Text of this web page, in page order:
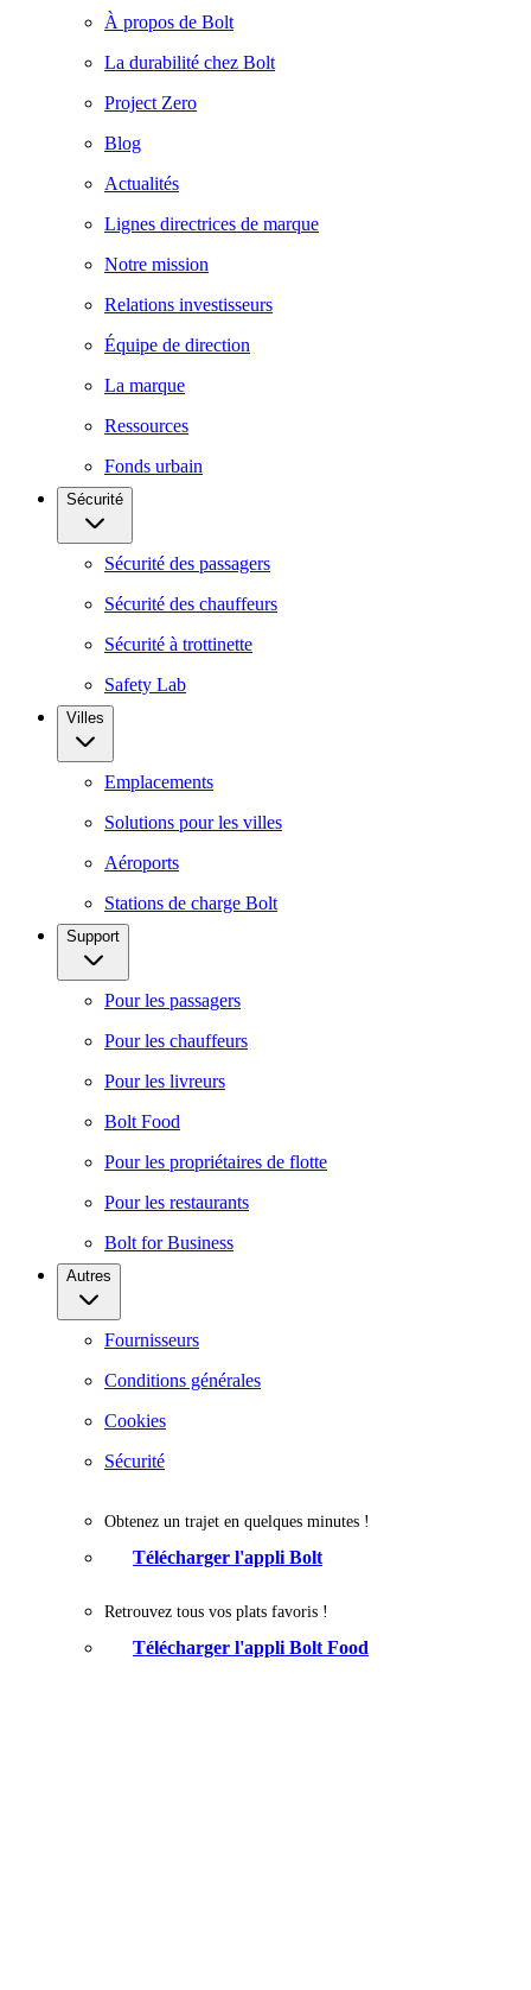
À propos de Bolt
La durabilité chez Bolt
Project Zero
Blog
Actualités
Lignes directrices de marque
Notre mission
Relations investisseurs
Équipe de direction
La marque
Ressources
Fonds urbain
Sécurité
Sécurité des passagers
Sécurité des chauffeurs
Sécurité à trottinette
Safety Lab
Villes
Emplacements
Solutions pour les villes
Aéroports
Stations de charge Bolt
Support
Pour les passagers
Pour les chauffeurs
Pour les livreurs
Bolt Food
Pour les propriétaires de flotte
Pour les restaurants
Bolt for Business
Autres
Fournisseurs
Conditions générales
Cookies
Sécurité
Obtenez un trajet en quelques minutes !
Télécharger l'appli Bolt
Retrouvez tous vos plats favoris !
Télécharger l'appli Bolt Food